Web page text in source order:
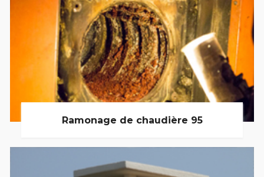
Ramonage de chaudière 95